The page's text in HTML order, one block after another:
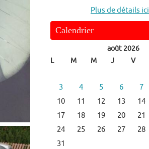
Plus de détails ici
Calendrier
août 2026
L
M M J V
3
4 5 6 7
10
11 12 13 14
17
18 19 20 21
24
25 26 27 28
31